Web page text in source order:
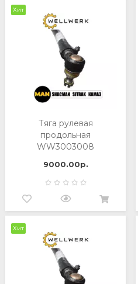
Хит
Тяга рулевая
продольная
WW3003008
9000.00р.
Хит